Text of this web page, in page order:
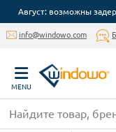
Август: возможны
info@windowo.com
MENU